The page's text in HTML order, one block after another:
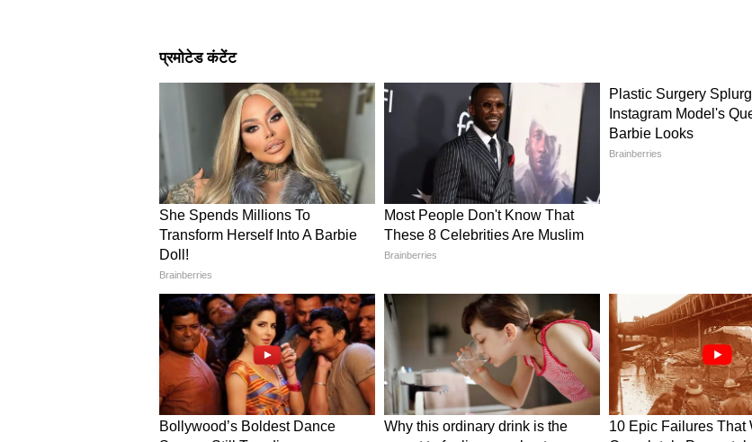
4
Image Credit :Instagram
दिशा पाटनी
दिशा पाटनी भी मल्टीस्टारर फिल्म वेलकम टू द जंगल का हिस्सा है। बताया जा रहा है कि फिल्म में